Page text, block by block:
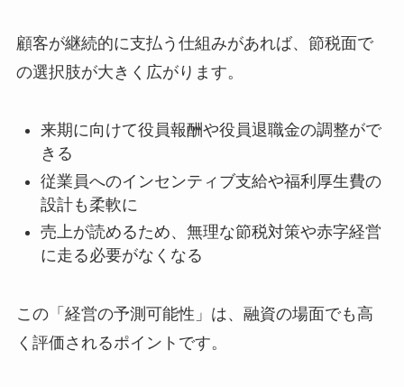
顧客が継続的に支払う仕組みがあれば、節税面で
の選択肢が大きく広がります。
来期に向けて役員報酬や役員退職金の調整がで
きる
従業員へのインセンティブ支給や福利厚生費の
設計も柔軟に
売上が読めるため、無理な節税対策や赤字経営
に走る必要がなくなる
この「経営の予測可能性」は、融資の場面でも高
く評価されるポイントです。